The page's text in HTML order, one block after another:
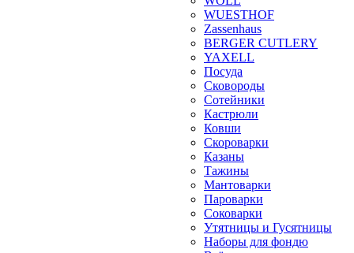
WUESTHOF
Zassenhaus
BERGER CUTLERY
YAXELL
Посуда
Сковороды
Сотейники
Кастрюли
Ковши
Скороварки
Казаны
Тажины
Мантоварки
Пароварки
Соковарки
Утятницы и Гусятницы
Наборы для фондю